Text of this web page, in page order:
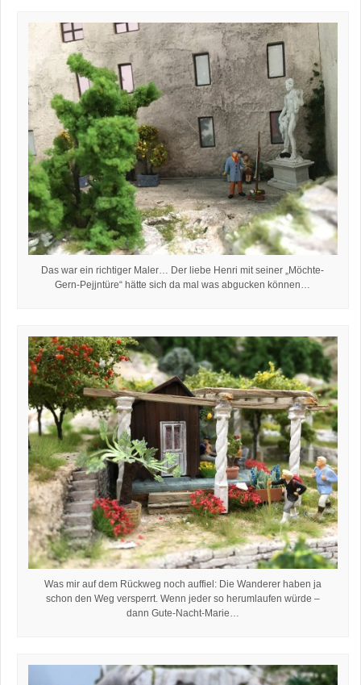
Das war ein richtiger Maler… Der liebe Henri mit seiner „Möchte-
Gern-Pejjntüre“ hätte sich da mal was abgucken können…
Was mir auf dem Rückweg noch auffiel: Die Wanderer haben ja
schon den Weg versperrt. Wenn jeder so herumlaufen würde –
dann Gute-Nacht-Marie…